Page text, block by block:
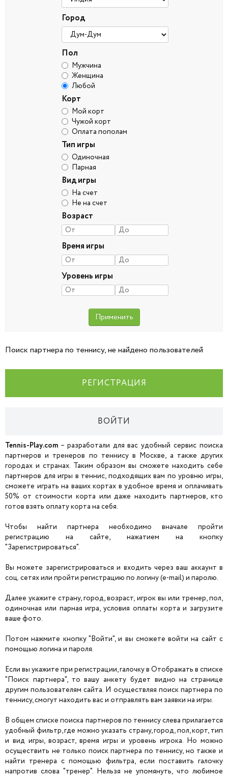
Город
Пол
Мужчина
Женщина
Любой
Корт
Мой корт
Чужой корт
Оплата пополам
Тип игры
Одиночная
Парная
Вид игры
На счет
Не на счет
Возраст
Время игры
Уровень игры
Поиск партнера по теннису, не найдено пользователей
РЕГИСТРАЦИЯ
ВОЙТИ
Tennis-Play.com – разработали для вас удобный сервис поиска
партнеров и тренеров по теннису в Москве, а также других
городах и странах. Таким образом вы сможете находить себе
партнеров для игры в теннис, подходящих вам по уровню игры,
сможете играть на ваших кортах в удобное время и оплачивать
50% от стоимости корта или даже находить партнеров, кто
готов взять оплату корта на себя.
Чтобы найти партнера необходимо вначале пройти
регистрацию на сайте, нажатием на кнопку
"Зарегистрироваться".
Вы можете зарегистрироваться и входить через ваш аккаунт в
соц. сетях или пройти регистрацию по логину (e-mail) и паролю.
Далее укажите страну, город, возраст, игрок вы или тренер, пол,
одиночная или парная игра, условия оплаты корта и загрузите
ваше фото.
Потом нажмите кнопку "Войти", и вы сможете войти на сайт с
помощью логина и пароля.
Если вы укажите при регистрации, галочку в Отображать в списке
"Поиск партнера", то вашу анкету будет видно на странице
другим пользователям сайта. И осуществляя поиск партнера по
теннису, смогут находить вас и отправлять вам заявки на игры.
В общем списке поиска партнеров по теннису слева прилагается
удобный фильтр, где можно указать страну, город, пол, корт, тип
и вид игры, возраст, время игры и уровень игрока. Но можно
осуществить не только поиск партнера по теннису, но также и
найти тренера с помощью фильтра, если поставить галочку
напротив слова "тренер". Нельзя не упомянуть, что любимое